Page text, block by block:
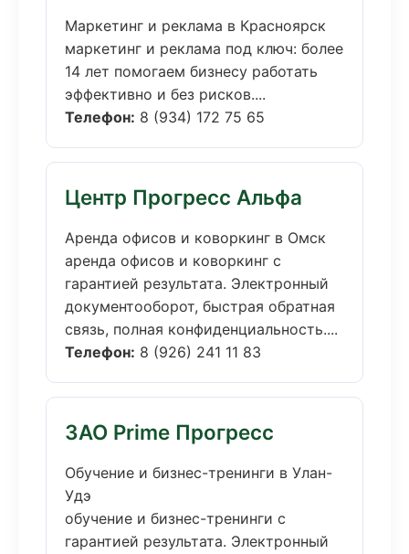
Маркетинг и реклама в Красноярск
маркетинг и реклама под ключ: более
14 лет помогаем бизнесу работать
эффективно и без рисков....
Телефон: 8 (934) 172 75 65
Центр Прогресс Альфа
Аренда офисов и коворкинг в Омск
аренда офисов и коворкинг с
гарантией результата. Электронный
документооборот, быстрая обратная
связь, полная конфиденциальность....
Телефон: 8 (926) 241 11 83
ЗАО Prime Прогресс
Обучение и бизнес-тренинги в Улан-
Удэ
обучение и бизнес-тренинги с
гарантией результата. Электронный